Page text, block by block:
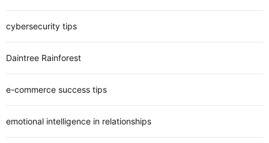
cybersecurity tips
Daintree Rainforest
e-commerce success tips
emotional intelligence in relationships